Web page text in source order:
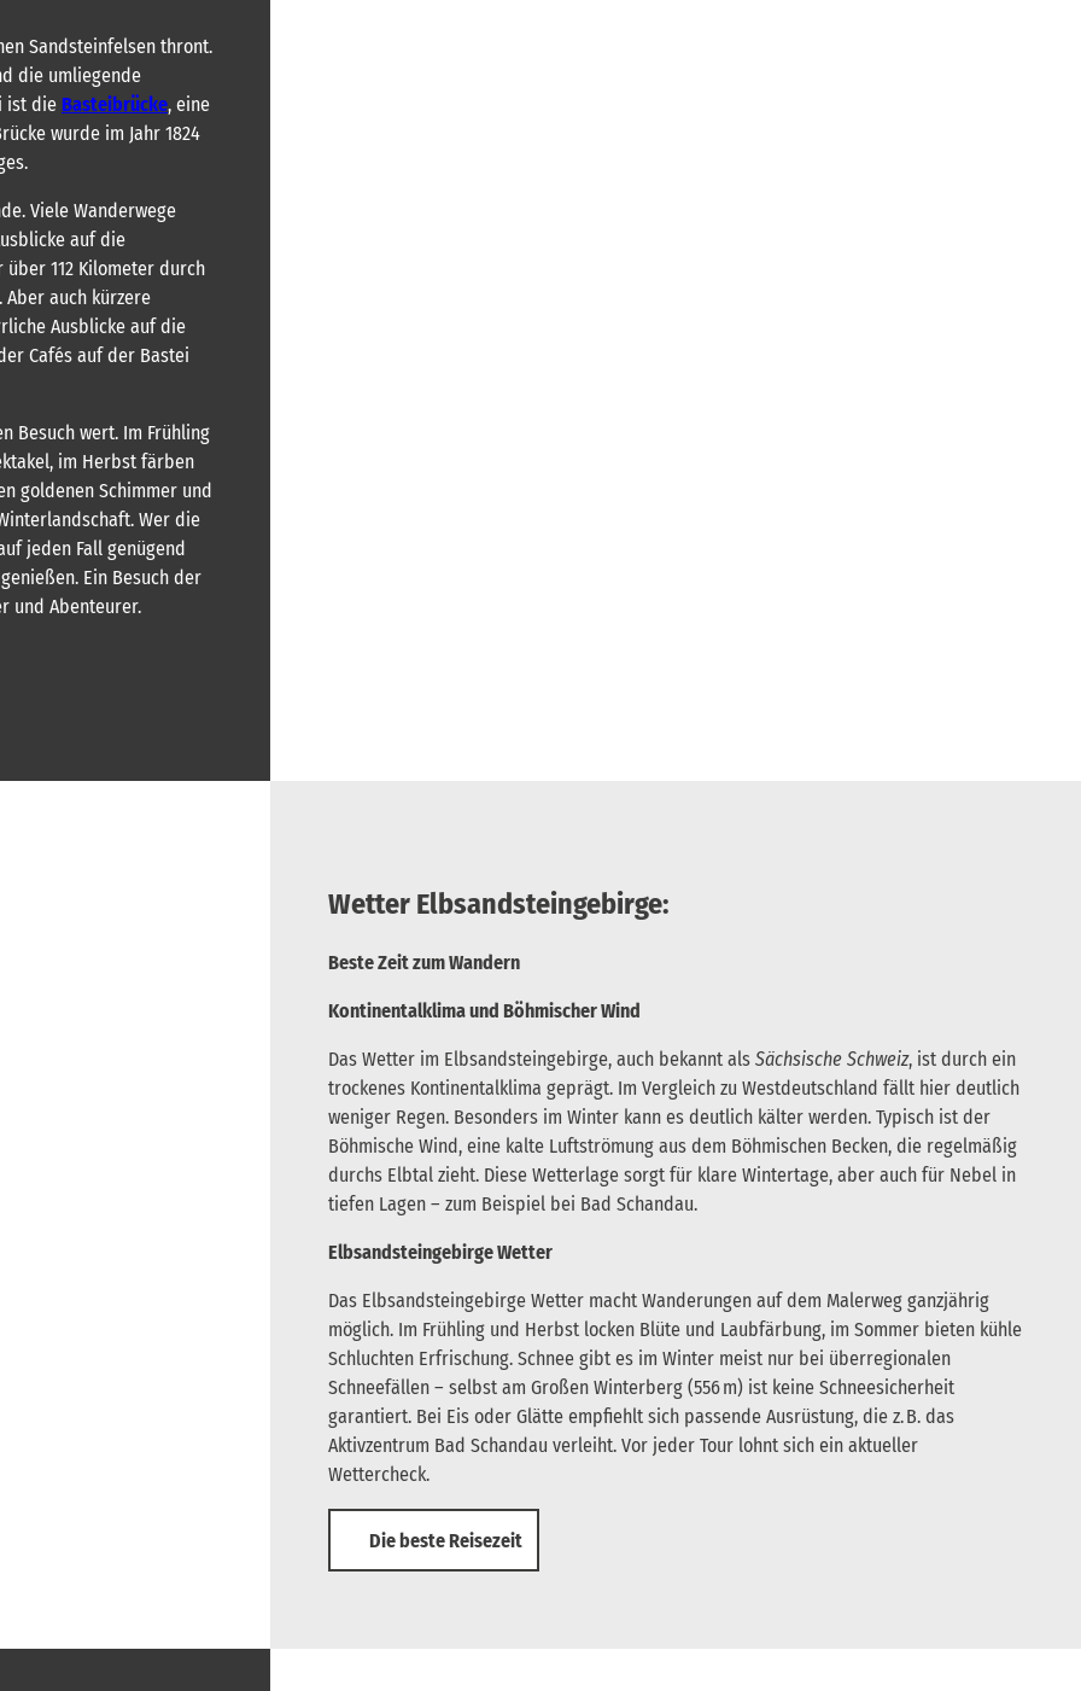
Sandsteinfelsen thront.
die umliegende
ist die Basteibrücke, eine
wurde im Jahr 1824
Viele Wanderwege
auf die
112 Kilometer durch
auch kürzere
Ausblicke auf die
Cafés auf der Bastei
Besuch wert. Im Frühling
im Herbst färben
goldenen Schimmer und
Wer die
jeden Fall genügend
Ein Besuch der
und Abenteurer.
Wetter Elbsandsteingebirge:
Beste Zeit zum Wandern
Kontinentalklima und Böhmischer Wind
Das Wetter im Elbsandsteingebirge, auch bekannt als Sächsische Schweiz, ist durch ein
trockenes Kontinentalklima geprägt. Im Vergleich zu Westdeutschland fällt hier deutlich
weniger Regen. Besonders im Winter kann es deutlich kälter werden. Typisch ist der
Böhmische Wind, eine kalte Luftströmung aus dem Böhmischen Becken, die regelmäßig
durchs Elbtal zieht. Diese Wetterlage sorgt für klare Wintertage, aber auch für Nebel in
tiefen Lagen – zum Beispiel bei Bad Schandau.
Elbsandsteingebirge Wetter
Das Elbsandsteingebirge Wetter macht Wanderungen auf dem Malerweg ganzjährig
möglich. Im Frühling und Herbst locken Blüte und Laubfärbung, im Sommer bieten kühle
Schluchten Erfrischung. Schnee gibt es im Winter meist nur bei überregionalen
Schneefällen – selbst am Großen Winterberg (556 m) ist keine Schneesicherheit
garantiert. Bei Eis oder Glätte empfiehlt sich passende Ausrüstung, die z. B. das
Aktivzentrum Bad Schandau verleiht. Vor jeder Tour lohnt sich ein aktueller
Wettercheck.
Die beste Reisezeit